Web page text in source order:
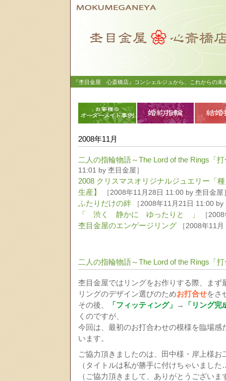
『杢目金屋 心斎橋店』コンシェルジュから、これからの
2008年11月
二人の指輪物語～The Lord of the Rings「
11:01 by 杢目金屋］
2008 クリスマスオリジナルジュエリ
生産】
［2008年11月28日 11:00 by 杢目金屋
ふたりだけの絆 ［2008年11月21日 11:00 by
「 渋く 静かに ゆったりと 」 ［
杢目金屋のエンゲージリング ［2008年11
二人の指輪物語～The Lord of the Rings「
杢目金屋ではリングをお作りする際、まず
リングのデザイン選びのためお打合せをさ
その後、
「フィッティング」 →
「リング完
くのですが、
今回は、最初のお打合わせの模様を臨場感
います。
ご協力頂きましたのは、田中様・岸上様お
（タイトルは私が勝手に付けちゃいまし
（ご協力頂きまして、ありがとうございま